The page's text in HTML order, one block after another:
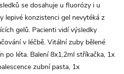
se dosahuje u fluorózy i u
lepivé konzistenci gel nevytéká z
gelů. Pacienti vidí výsledky
v léčbě. Vitální zuby bělené
po léta. Balení 8x1,2ml stříkačka, 1x
zubní pasta, 1x